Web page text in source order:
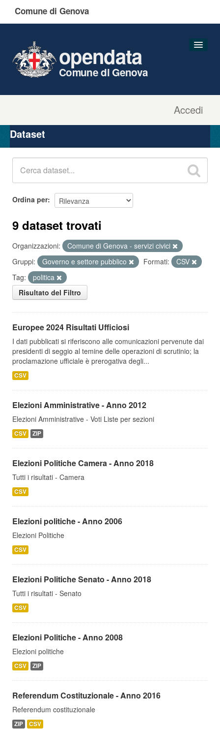
Comune di Genova
Accedi
opendata
Comune di Genova
Organizzazioni
Gruppi
Dataset
Ordina per
9 dataset trovati
Organizzazioni:
Comune di Genova - servizi civici
Gruppi:
Governo e settore pubblico Formati:
CSV
Tag:
politica
Risultato del Filtro
Europee 2024 Risultati Ufficiosi
I dati pubblicati si riferiscono alle comunicazioni pervenute dai
presidenti di seggio al temine delle operazioni di scrutinio; la
proclamazione ufficiale è prerogativa degli...
CSV
Elezioni Amministrative - Anno 2012
Elezioni Amministrative - Voti Liste per sezioni
CSV ZIP
Elezioni Politiche Camera - Anno 2018
Tutti i risultati - Camera
CSV
Elezioni politiche - Anno 2006
Elezioni Politiche
CSV
Elezioni Politiche Senato - Anno 2018
Tutti i risultati - Senato
CSV
Elezioni Politiche - Anno 2008
Elezioni politiche
CSV ZIP
Referendum Costituzionale - Anno 2016
Referendum costituzionale
ZIP CSV